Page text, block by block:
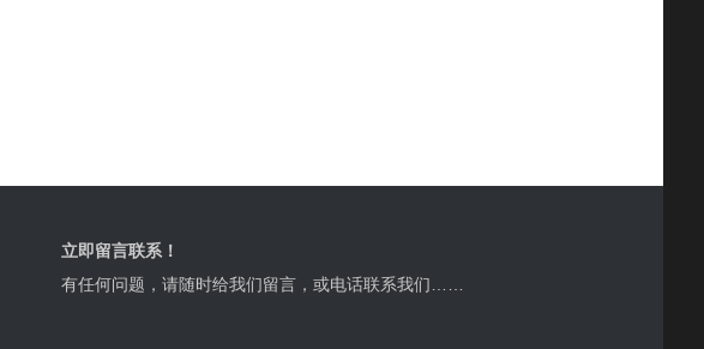
立即留言联系！
有任何问题，请随时给我们留言，或电话联系我们……